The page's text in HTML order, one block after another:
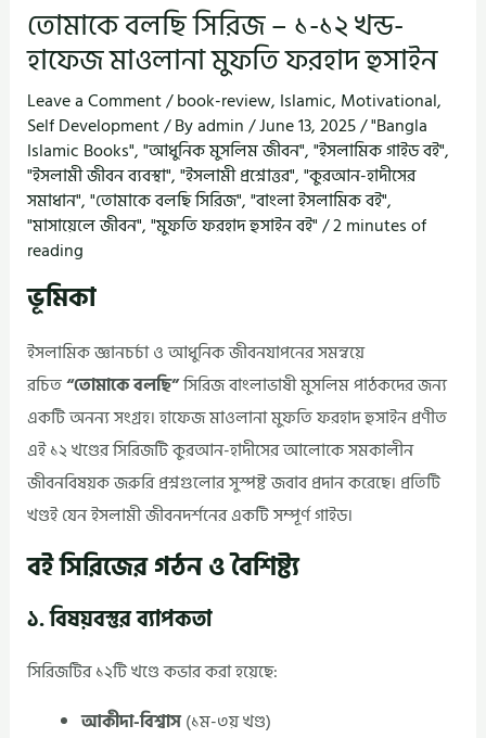
তোমাকে বলছি সিরিজ – ১-১২ খন্ড-
হাফেজ মাওলানা মুফতি ফরহাদ হুসাইন
Leave a Comment/book-review, Islamic, Motivational,
Self Development/ Byadmin/June 13, 2025/"Bangla
Islamic Books","আধুনিক মুসলিম জীবন","ইসলামিক গাইড বই",
"ইসলামী জীবন ব্যবস্থা","ইসলামী প্রশ্নোত্তর","কুরআন-হাদীসের
সমাধান","তোমাকে বলছি সিরিজ","বাংলা ইসলামিক বই",
"মাসায়েলে জীবন","মুফতি ফরহাদ হুসাইন বই"/2 minutes of
reading
ভূমিকা
ইসলামিক জ্ঞানচর্চা ও আধুনিক জীবনযাপনের সমন্বয়ে
রচিত“তোমাকে বলছি”সিরিজ বাংলাভাষী মুসলিম পাঠকদের জন্য
একটি অনন্য সংগ্রহ। হাফেজ মাওলানা মুফতি ফরহাদ হুসাইন প্রণীত
এই ১২ খণ্ডের সিরিজটি কুরআন-হাদীসের আলোকে সমকালীন
জীবনবিষয়ক জরুরি প্রশ্নগুলোর সুস্পষ্ট জবাব প্রদান করেছে। প্রতিটি
খণ্ডই যেন ইসলামী জীবনদর্শনের একটি সম্পূর্ণ গাইড।
বই সিরিজের গঠন ও বৈশিষ্ট্য
১. বিষয়বস্তুর ব্যাপকতা
সিরিজটির ১২টি খণ্ডে কভার করা হয়েছে:
আকীদা-বিশ্বাস(১ম-৩য় খণ্ড)